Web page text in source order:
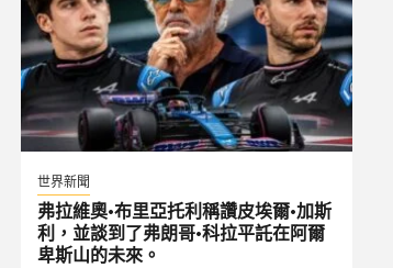
世界新聞
弗拉維奧·布里亞托利稱讚皮埃爾·加斯
利，並談到了弗朗哥·科拉平託在阿爾
卑斯山的未來。